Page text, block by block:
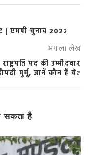
एमपी चुनाव 2022
अगला लेख
पद की उम्मीदवार
मुर्मू, जानें कौन हैं ये?
सकता है